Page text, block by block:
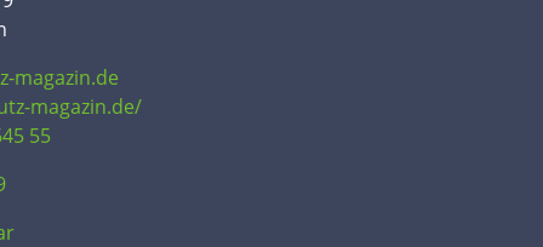
magazin.de
magazin.de/
55